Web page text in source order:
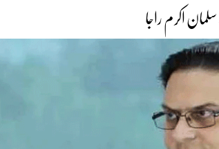
اکرم راجا